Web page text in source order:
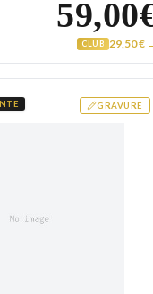
CLUB 29,50 €
GRAVURE
Chevalière